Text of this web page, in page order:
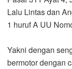
Lalu Lintas dan
1 huruf A UU
Yakni dengan
bermotor dengan